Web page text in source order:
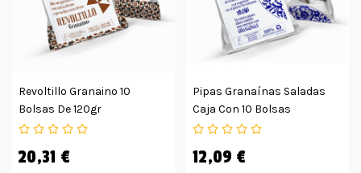
Revoltillo Granaino 10
Bolsas De 120gr
20,31 €
Pipas Granaínas Saladas
Caja Con 10 Bolsas
12,09 €